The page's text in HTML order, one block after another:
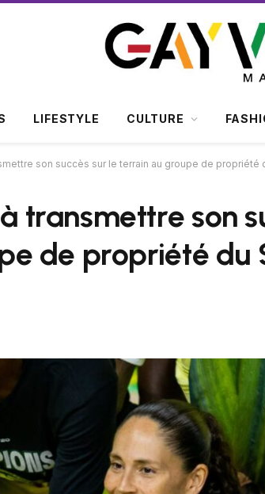
LIFESTYLE CULTURE
son succès sur le terrain au groupe de propriété
transmettre son
de propriété du